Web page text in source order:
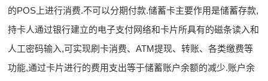
的POS上进行消费.不可以分期付款.储蓄卡主要作用是储蓄存款,
持卡人通过银行建立的电子支付网络和卡片所具有的磁条读入和
人工密码输入,可实现刷卡消费、ATM提现、转账、各类缴费等
功能,通过卡片进行的费用支出等于储蓄账户余额的减少.账户余